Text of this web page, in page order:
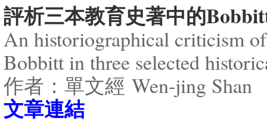
評析三本教育史著中的
An historiographical criticism
Bobbitt in three selected
作者：單文經 Wen-jing Shan
文章連結